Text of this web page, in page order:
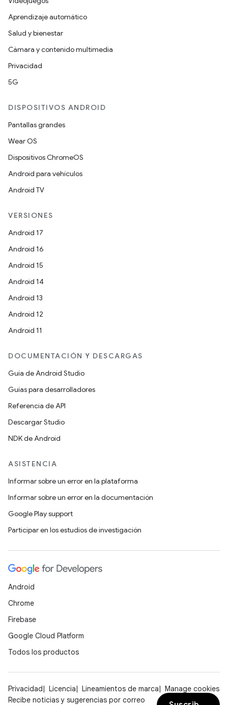
Aprendizaje automático
Salud y bienestar
Cámara y contenido multimedia
Privacidad
5G
DISPOSITIVOS ANDROID
Pantallas grandes
Wear OS
Dispositivos ChromeOS
Android para vehículos
Android TV
VERSIONES
Android 17
Android 16
Android 15
Android 14
Android 13
Android 12
Android 11
DOCUMENTACIÓN Y DESCARGAS
Guía de Android Studio
Guías para desarrolladores
Referencia de API
Descargar Studio
NDK de Android
ASISTENCIA
Informar sobre un error en la plataforma
Informar sobre un error en la documentación
Google Play support
Participar en los estudios de investigación
Android
Chrome
Firebase
Google Cloud Platform
Todos los productos
Privacidad Licencia Lineamientos de marca
Manage cookies
Recibe noticias y sugerencias por correo